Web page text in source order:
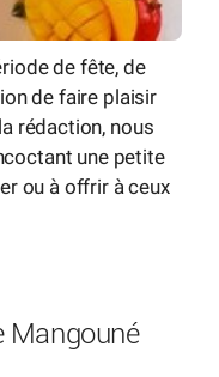
de fête, de
de faire plaisir
rédaction, nous
une petite
ou à offrir à ceux
Mangouné